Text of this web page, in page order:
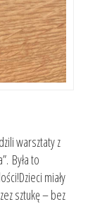
warsztaty z
Była to
miały
sztukę – bez